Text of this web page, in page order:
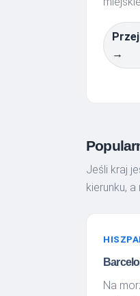
→
Jeśli kraj
kierunku,
Na